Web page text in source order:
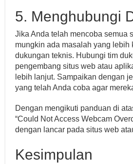
5. Menghubungi
Jika Anda telah mencoba semua
mungkin ada masalah yang
dukungan teknis. Hubungi tim
pengembang situs web atau
lebih lanjut. Sampaikan dengan
yang telah Anda coba agar
Dengan mengikuti panduan di
“Could Not Access Webcam
dengan lancar pada situs web
Kesimpulan